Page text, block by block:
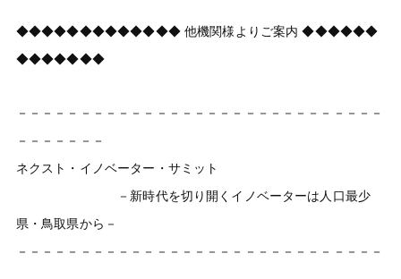
◆◆◆◆◆◆◆◆◆◆◆◆◆ 他機関様よりご案内 ◆◆◆◆◆◆
◆◆◆◆◆◆◆
－－－－－－－－－－－－－－－－－－－－－－－－－－－－－
－－－－－－－
ネクスト・イノベーター・サミット
－新時代を切り開くイノベーターは人口最少
県・鳥取県から－
－－－－－－－－－－－－－－－－－－－－－－－－－－－－－